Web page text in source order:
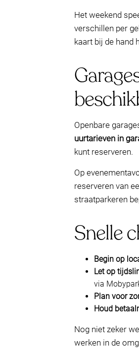
Het weekend
verschillen per
kaart bij de hand
Openbare
uurtarieven in
kunt reserveren.
Op
reserveren van
straatparkeren
Snelle
Begin op
Let op
via
Plan voor
Houd
Nog niet zeker
werken in de